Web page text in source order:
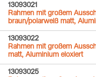
13093021
Rahmen mit großem
braun/polarweiß matt,
13093022
Rahmen mit großem
matt, Aluminium eloxiert
13093025